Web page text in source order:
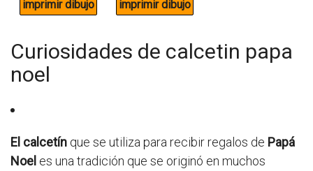
Curiosidades de calcetin papa
noel
El calcetín que se utiliza para recibir regalos de Papá
Noel es una tradición que se originó en muchos